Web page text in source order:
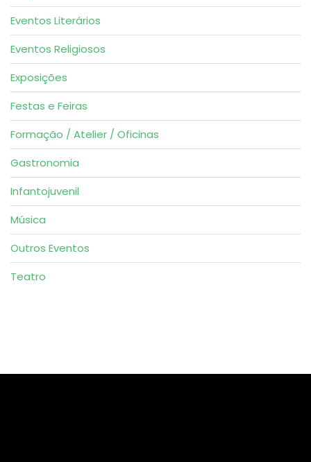
Eventos Literários
Eventos Religiosos
Exposições
Festas e Feiras
Formação / Atelier / Oficinas
Gastronomia
Infantojuvenil
Música
Outros Eventos
Teatro